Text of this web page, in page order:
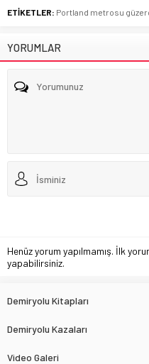
ETİKETLER: Portland metrosu
YORUMLAR
Henüz yorum yapılmamış. İlk
yapabilirsiniz.
Demiryolu Kitapları
Demiryolu Kazaları
Video Galeri